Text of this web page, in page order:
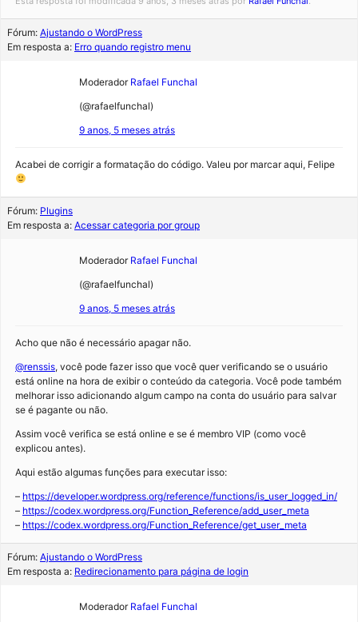
Fórum: Ajustando o WordPress
Em resposta a: Erro quando registro menu
Moderador Rafael Funchal
(@rafaelfunchal)
9 anos, 5 meses atrás
Acabei de corrigir a formatação do código. Valeu por marcar aqui, Felipe
Fórum: Plugins
Em resposta a: Acessar categoria por group
Moderador Rafael Funchal
(@rafaelfunchal)
9 anos, 5 meses atrás
Acho que não é necessário apagar não.
@renssis, você pode fazer isso que você quer verificando se o usuário
está online na hora de exibir o conteúdo da categoria. Você pode também
melhorar isso adicionando algum campo na conta do usuário para salvar
se é pagante ou não.
Assim você verifica se está online e se é membro VIP (como você
explicou antes).
Aqui estão algumas funções para executar isso:
– https://developer.wordpress.org/reference/functions/is_user_logged_in/
– https://codex.wordpress.org/Function_Reference/add_user_meta
– https://codex.wordpress.org/Function_Reference/get_user_meta
Fórum: Ajustando o WordPress
Em resposta a: Redirecionamento para página de login
Moderador Rafael Funchal